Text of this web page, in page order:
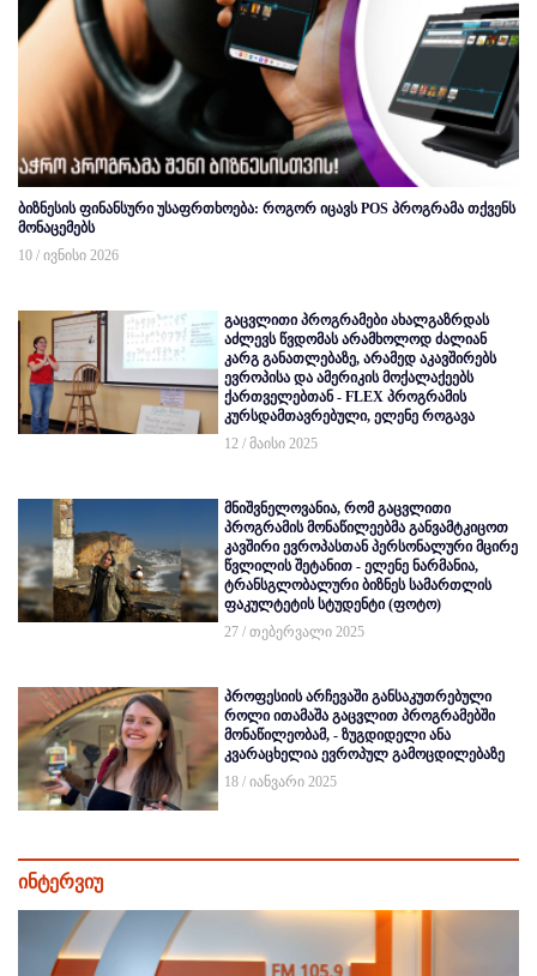
ბიზნესის ფინანსური უსაფრთხოება: როგორ იცავს POS პროგრამა თქვენს
მონაცემებს
10 / ივნისი 2026
გაცვლითი პროგრამები ახალგაზრდას
აძლევს წვდომას არამხოლოდ ძალიან
კარგ განათლებაზე, არამედ აკავშირებს
ევროპისა და ამერიკის მოქალაქეებს
ქართველებთან - FLEX პროგრამის
კურსდამთავრებული, ელენე როგავა
12 / მაისი 2025
მნიშვნელოვანია, რომ გაცვლითი
პროგრამის მონაწილეებმა განვამტკიცოთ
კავშირი ევროპასთან პერსონალური მცირე
წვლილის შეტანით - ელენე ნარმანია,
ტრანსგლობალური ბიზნეს სამართლის
ფაკულტეტის სტუდენტი (ფოტო)
27 / თებერვალი 2025
პროფესიის არჩევაში განსაკუთრებული
როლი ითამაშა გაცვლით პროგრამებში
მონაწილეობამ, - ზუგდიდელი ანა
კვარაცხელია ევროპულ გამოცდილებაზე
18 / იანვარი 2025
ინტერვიუ